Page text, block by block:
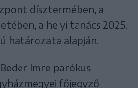
dísztermében, a
a helyi tanács 2025.
határozata alapján.
Imre parókus
főjegyző